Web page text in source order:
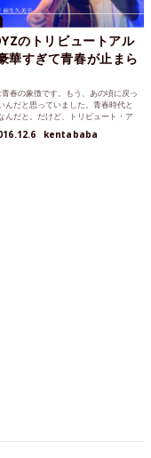
のトリビュートアル
華すぎて青春が止まら
青春の象徴です。もう、あの頃に戻っ
んだと思っていました。青春時代と
んだと。だけど、トリビュート・ア
kentababa